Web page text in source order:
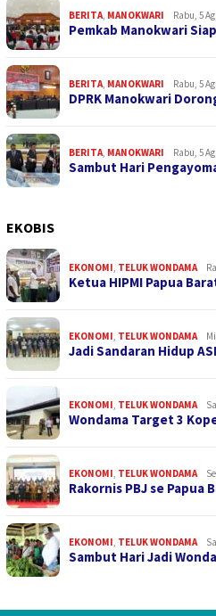
BERITA MANOKWARI Rabu, 5
Pemkab Manokwari
BERITA MANOKWARI Rabu, 5
DPRK Manokwari
BERITA MANOKWARI Rabu, 5
Sambut Hari
EKOBIS
EKONOMI TELUK WONDAMA
Ketua HIPMI Papua
EKONOMI TELUK WONDAMA
Jadi Sandaran Hidup
EKONOMI TELUK WONDAMA
Wondama Target 3
EKONOMI TELUK WONDAMA
Rakornis PBJ se Papua
EKONOMI TELUK WONDAMA
Sambut Hari Jadi